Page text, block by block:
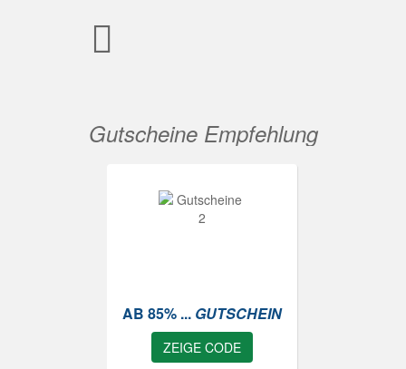
Gutscheine Empfehlung
AB 85% ... GUTSCHEIN
ZEIGE CODE